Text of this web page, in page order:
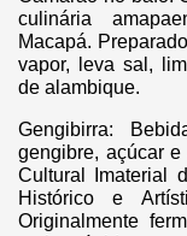
culinária
Macapá.
vapor, leva sal,
de alambique.
Gengibirra:
gengibre, açúcar
Cultural Imaterial
Histórico e
Originalmente